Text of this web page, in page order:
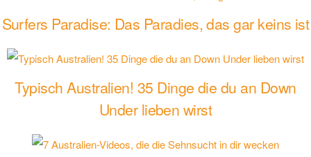
Surfers Paradise: Das Paradies, das gar keins ist
Typisch Australien! 35 Dinge die du an Down
Under lieben wirst